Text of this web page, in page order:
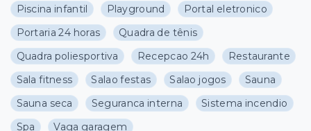
Piscina infantil
Playground
Portal eletronico
Portaria 24 horas
Quadra de tênis
Quadra poliesportiva
Recepcao 24h
Restaurante
Sala fitness
Salao festas Salao jogos
Sauna
Sauna seca
Seguranca interna
Sistema incendio
Spa
Vaga garagem